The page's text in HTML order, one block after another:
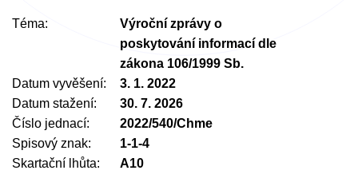
Téma
Výroční zprávy o
poskytování informací dle
zákona 106/1999 Sb.
Datum vyvěšení
3. 1. 2022
Datum stažení
30. 7. 2026
Číslo jednací
2022/540/Chme
Spisový znak
1-1-4
Skartační lhůta
A10